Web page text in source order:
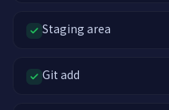
Staging area
Git add